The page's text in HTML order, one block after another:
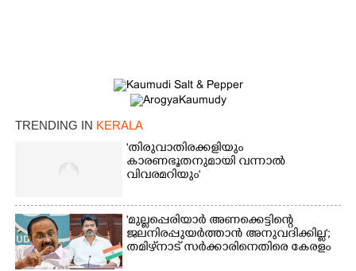
TRENDING IN KERALA
'തിരുവാതിരക്കളിയും
കാരണഭൂതനുമായി വന്നാൽ
വിവരമറിയും '
'മുല്ലപ്പെരിയാർ അണക്കെട്ടിന്റെ
ജലനിരപ്പുയർത്താൻ അനുവദിക്കില്ല';
തമിഴ്‌നാട് സർക്കാരിനെതിരെ കേരളം